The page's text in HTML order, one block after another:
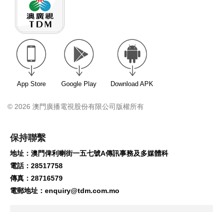
App Store Google Play Download APK
© 2026 澳門廣播電視股份有限公司版權所有
保持聯繫
地址：澳門俾利喇街一五七號A傳訊事務及多媒體科
電話：28517758
傳真：28716579
電郵地址： enquiry@tdm.com.mo